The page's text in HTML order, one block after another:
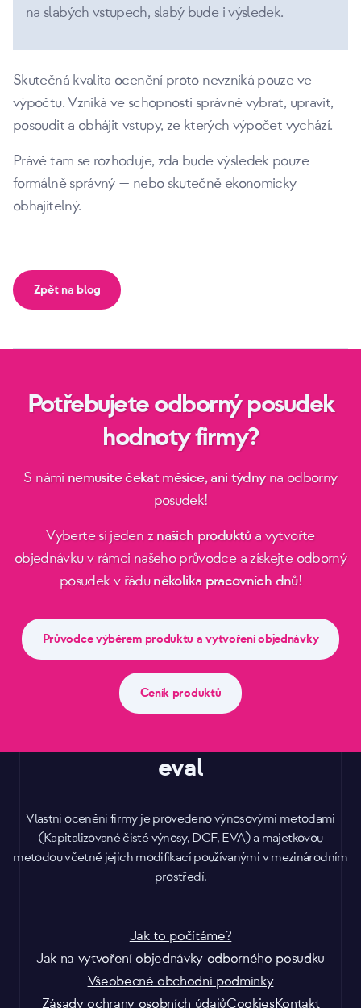
na slabých vstupech, slabý bude i výsledek.
Skutečná kvalita ocenění proto nevzniká pouze ve
výpočtu. Vzniká ve schopnosti správně vybrat, upravit,
posoudit a obhájit vstupy, ze kterých výpočet vychází.
Právě tam se rozhoduje, zda bude výsledek pouze
formálně správný — nebo skutečně ekonomicky
obhajitelný.
Zpět na blog
Potřebujete odborný posudek
hodnoty firmy?
S námi nemusíte čekat měsíce, ani týdnyna odborný
posudek!
Vyberte si jeden z našich produktůa vytvořte
objednávku v rámci našeho průvodce a získejte odborný
posudek v řádu několika pracovních dnů!
Průvodce výběrem produktu a vytvoření objednávky
Ceník produktů
eval
Vlastní ocenění firmy je provedeno výnosovými metodami
(Kapitalizované čisté výnosy, DCF, EVA) a majetkovou
metodou včetně jejich modifikací používanými v mezinárodním
prostředí.
Jak to počítáme?
Jak na vytvoření objednávky odborného posudku
Všeobecné obchodní podmínky
Zásady ochrany osobních údajůCookiesKontakt